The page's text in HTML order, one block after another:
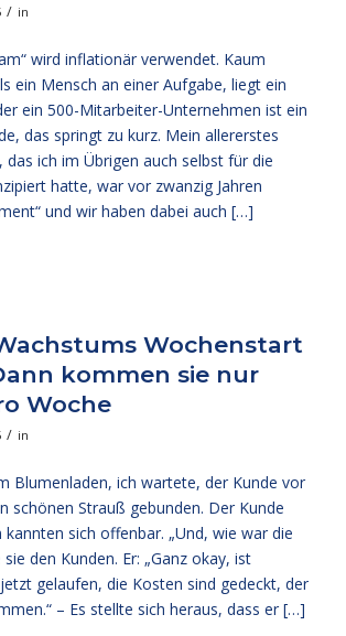
/ in
wird inflationär verwendet. Kaum
ein Mensch an einer Aufgabe, liegt ein
ein 500-Mitarbeiter-Unternehmen ist ein
das springt zu kurz. Mein allererstes
das ich im Übrigen auch selbst für die
hatte, war vor zwanzig Jahren
und wir haben dabei auch […]
Wochenstart
kommen sie nur
Woche
/ in
Blumenladen, ich wartete, der Kunde vor
schönen Strauß gebunden. Der Kunde
sich offenbar. „Und, wie war die
den Kunden. Er: „Ganz okay, ist
gelaufen, die Kosten sind gedeckt, der
– Es stellte sich heraus, dass er […]